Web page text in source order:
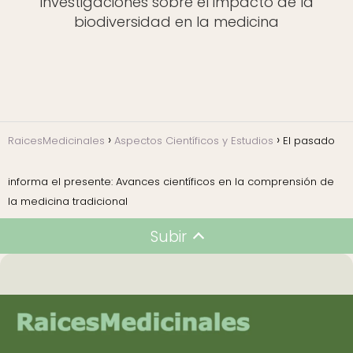
biodiversidad en la medicina
RaicesMedicinales Aspectos Científicos y Estudios El pasado
informa el presente: Avances científicos en la comprensión de
la medicina tradicional
Subir